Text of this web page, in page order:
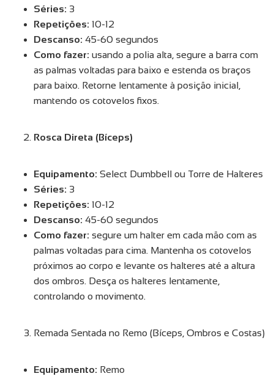
Séries: 3
Repetições: 10-12
Descanso: 45-60 segundos
Como fazer: usando a polia alta, segure a barra com
as palmas voltadas para baixo e estenda os braços
para baixo. Retorne lentamente à posição inicial,
mantendo os cotovelos fixos.
Rosca Direta (Bíceps)
Equipamento: Select Dumbbell ou Torre de Halteres
Séries: 3
Repetições: 10-12
Descanso: 45-60 segundos
Como fazer: segure um halter em cada mão com as
palmas voltadas para cima. Mantenha os cotovelos
próximos ao corpo e levante os halteres até a altura
dos ombros. Desça os halteres lentamente,
controlando o movimento.
Remada Sentada no Remo (Bíceps, Ombros e Costas)
Equipamento: Remo